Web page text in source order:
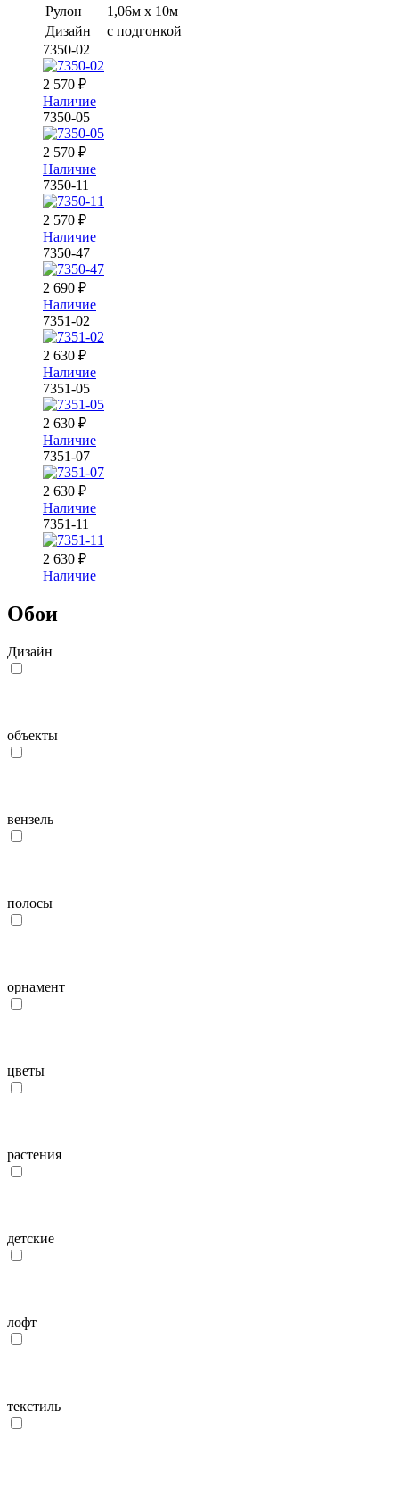
Рулон
1,06м х 10м
Дизайн
с подгонкой
7350-02
2 570 ₽
Наличие
7350-05
2 570 ₽
Наличие
7350-11
2 570 ₽
Наличие
7350-47
2 690 ₽
Наличие
7351-02
2 630 ₽
Наличие
7351-05
2 630 ₽
Наличие
7351-07
2 630 ₽
Наличие
7351-11
2 630 ₽
Наличие
Обои
Дизайн
объекты
вензель
полосы
орнамент
цветы
растения
детcкие
лофт
текстиль